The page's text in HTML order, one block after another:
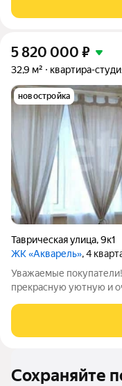
«Акварель» расположен
5 820 000 ₽
32,9 м² квартира-
новостройка
Таврическая улица,9к1
ЖК «Акварель», 4
Уважаемые
прекрасную уютную и
районе «Дом
перспективных
Сохраняйте